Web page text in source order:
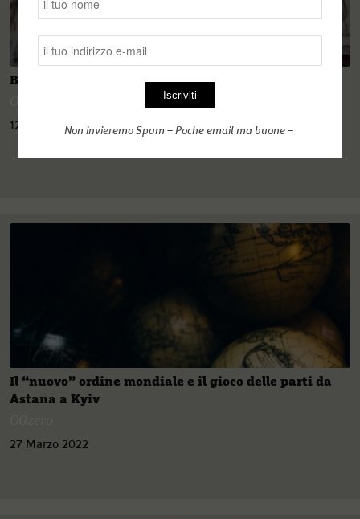
Brecce nei modelli dello status quo
12 Agosto 2022
Il “nuovo” ordine mondiale e il gioco delle parti da
Astana a Kyiv
27 Marzo 2022
Non invieremo Spam – Poche email ma buone –